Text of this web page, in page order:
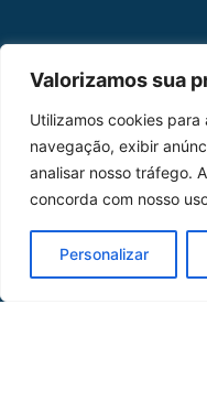
Valorizamos sua
Utilizamos cookies
navegação, exibir
analisar nosso tráfego.
concorda com nosso
Personalizar